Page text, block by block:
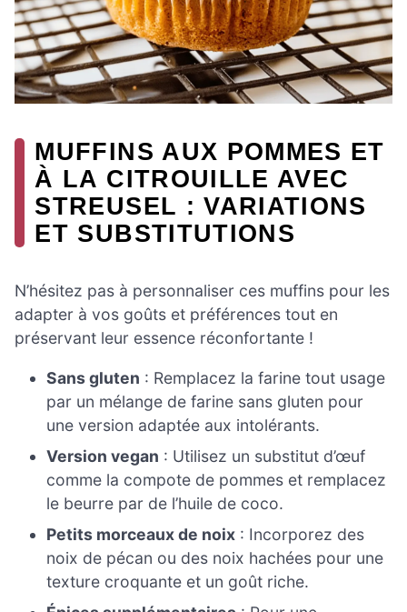
MUFFINS AUX POMMES ET
À LA CITROUILLE AVEC
STREUSEL : VARIATIONS
ET SUBSTITUTIONS
N’hésitez pas à personnaliser ces muffins pour les
adapter à vos goûts et préférences tout en
préservant leur essence réconfortante !
Sans gluten : Remplacez la farine tout usage
par un mélange de farine sans gluten pour
une version adaptée aux intolérants.
Version vegan : Utilisez un substitut d’œuf
comme la compote de pommes et remplacez
le beurre par de l’huile de coco.
Petits morceaux de noix : Incorporez des
noix de pécan ou des noix hachées pour une
texture croquante et un goût riche.